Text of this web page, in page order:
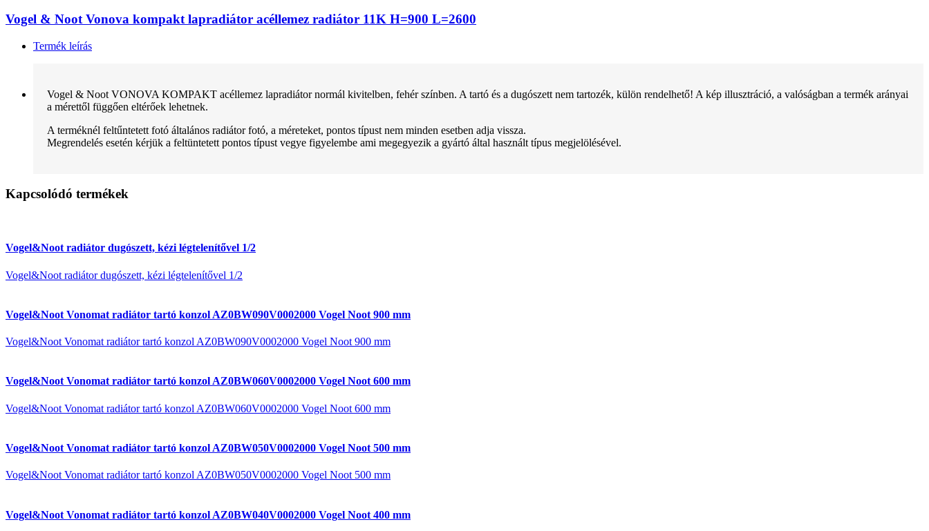
Vogel & Noot Vonova kompakt lapradiátor acéllemez radiátor 11K H=900 L=2600
Termék leírás
Vogel & Noot VONOVA KOMPAKT acéllemez lapradiátor normál kivitelben, fehér színben. A tartó és a dugószett nem tartozék, külön rendelhető! A kép illusztráció, a valóságban a termék arányai
a mérettől függően eltérőek lehetnek.
A terméknél feltűntetett fotó általános radiátor fotó, a méreteket, pontos típust nem minden esetben adja vissza.
Megrendelés esetén kérjük a feltüntetett pontos típust vegye figyelembe ami megegyezik a gyártó által használt típus megjelölésével.
Kapcsolódó termékek
Vogel&Noot radiátor dugószett, kézi légtelenítővel 1/2
Vogel&Noot radiátor dugószett, kézi légtelenítővel 1/2
Vogel&Noot Vonomat radiátor tartó konzol AZ0BW090V0002000 Vogel Noot 900 mm
Vogel&Noot Vonomat radiátor tartó konzol AZ0BW090V0002000 Vogel Noot 900 mm
Vogel&Noot Vonomat radiátor tartó konzol AZ0BW060V0002000 Vogel Noot 600 mm
Vogel&Noot Vonomat radiátor tartó konzol AZ0BW060V0002000 Vogel Noot 600 mm
Vogel&Noot Vonomat radiátor tartó konzol AZ0BW050V0002000 Vogel Noot 500 mm
Vogel&Noot Vonomat radiátor tartó konzol AZ0BW050V0002000 Vogel Noot 500 mm
Vogel&Noot Vonomat radiátor tartó konzol AZ0BW040V0002000 Vogel Noot 400 mm